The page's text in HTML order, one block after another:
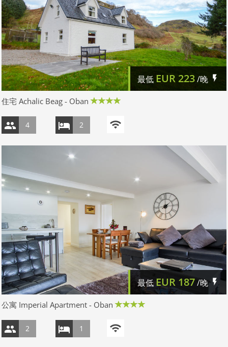
最低 EUR 223/晚
住宅 Achalic Beag - Oban
4 2
最低EUR 187/晚
公寓 Imperial Apartment - Oban
2 1